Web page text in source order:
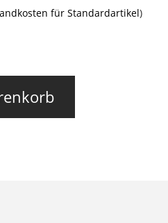
für Standardartikel)